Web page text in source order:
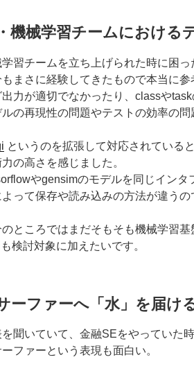
機械学習チームにおける
習チームを立ち上げられた時に困っ
もまさに経験してきたもので本当に参
出力が適切でなかったり、classやtask
の再現性の問題やテストの効率の問
というのを拡張して対応されている
の高さを感じました。
やgensimのモデルを同じインタ
って保存や読み込みの方法が違う
のところではまだそもそも機械学習
検討対象に加えたいです。
ーファーへ「水」を届け
聞いていて、金融SEをやっていた
ーファーという表現も面白い。